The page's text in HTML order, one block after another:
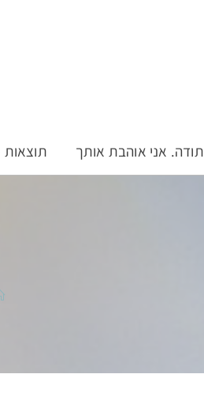
תודה. אני אוהבת אותך תוצאות